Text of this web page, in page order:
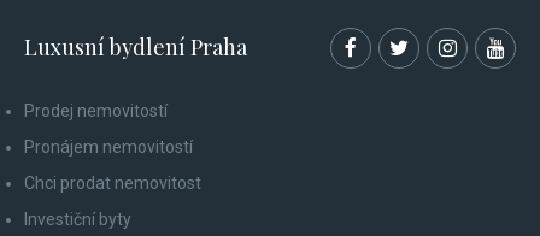
Luxusní bydlení Praha
Prodej nemovitostí
Pronájem nemovitostí
Chci prodat nemovitost
Investiční byty